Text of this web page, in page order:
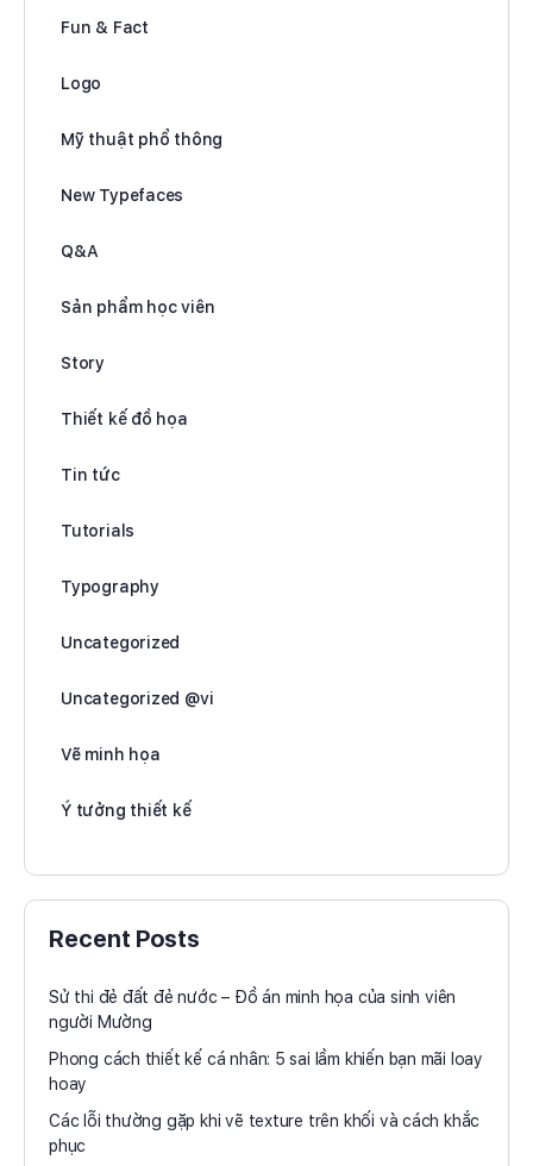
Fun & Fact
Logo
Mỹ thuật phổ thông
New Typefaces
Q&A
Sản phẩm học viên
Story
Thiết kế đồ họa
Tin tức
Tutorials
Typography
Uncategorized
Uncategorized @vi
Vẽ minh họa
Ý tưởng thiết kế
Recent Posts
Sử thi đẻ đất đẻ nước – Đồ án minh họa của sinh viên
người Mường
Phong cách thiết kế cá nhân: 5 sai lầm khiến bạn mãi loay
hoay
Các lỗi thường gặp khi vẽ texture trên khối và cách khắc
phục